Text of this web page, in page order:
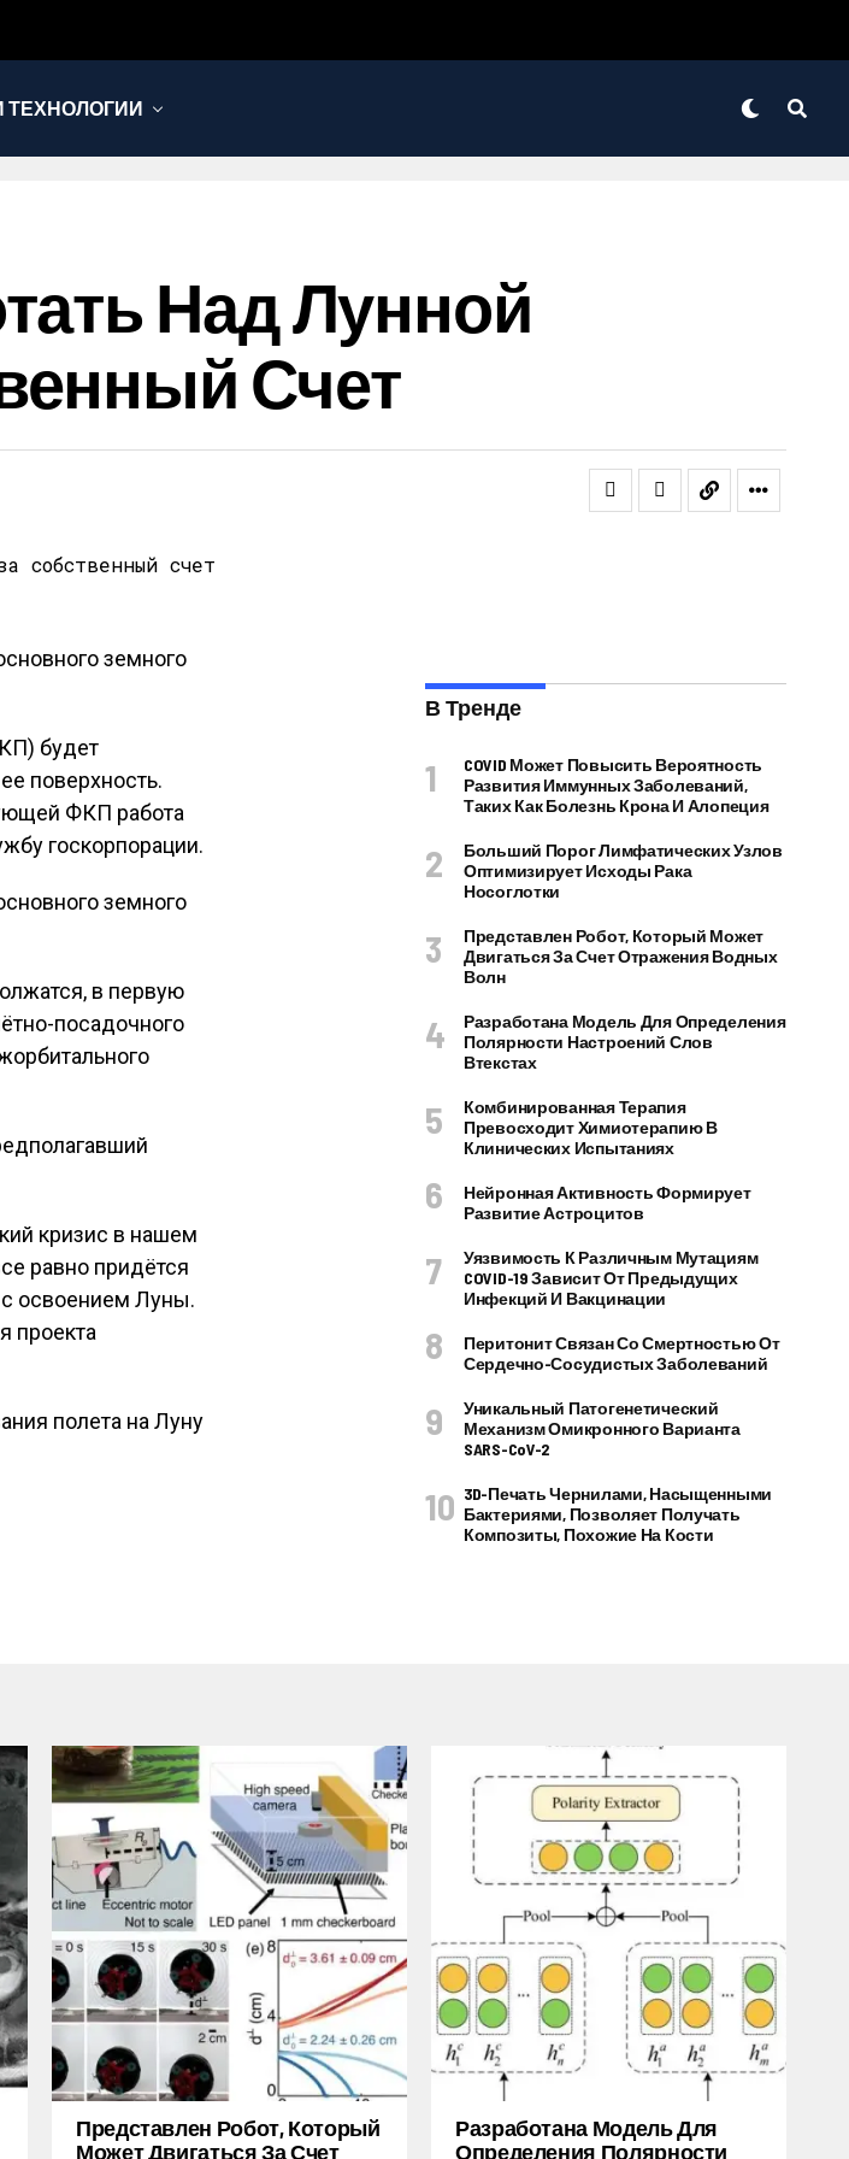
ТЕХНОЛОГИИ
Над Лунной
Счет
земного
будет
поверхность.
ФКП работа
госкорпорации.
земного
в первую
посадочного
кризис в нашем
равно придётся
освоением Луны.
проекта
полета на Луну
В Тренде
COVID Может Повысить Вероятность
Развития Иммунных Заболеваний,
Таких Как Болезнь Крона И Алопеция
Больший Порог Лимфатических Узлов
Оптимизирует Исходы Рака
Носоглотки
Представлен Робот, Который Может
Двигаться За Счет Отражения Водных
Волн
Разработана Модель Для Определения
Полярности Настроений Слов
Втекстах
Комбинированная Терапия
Превосходит Химиотерапию В
Клинических Испытаниях
Нейронная Активность Формирует
Развитие Астроцитов
Уязвимость К Различным Мутациям
COVID-19 Зависит От Предыдущих
Инфекций И Вакцинации
Перитонит Связан Со Смертностью От
Сердечно-Сосудистых Заболеваний
Уникальный Патогенетический
Механизм Омикронного Варианта
SARS-CoV-2
3D-Печать Чернилами, Насыщенными
Бактериями, Позволяет Получать
Композиты, Похожие На Кости
Представлен Робот, Который
Может Двигаться За Счет
Разработана Модель Для
Определения Полярности